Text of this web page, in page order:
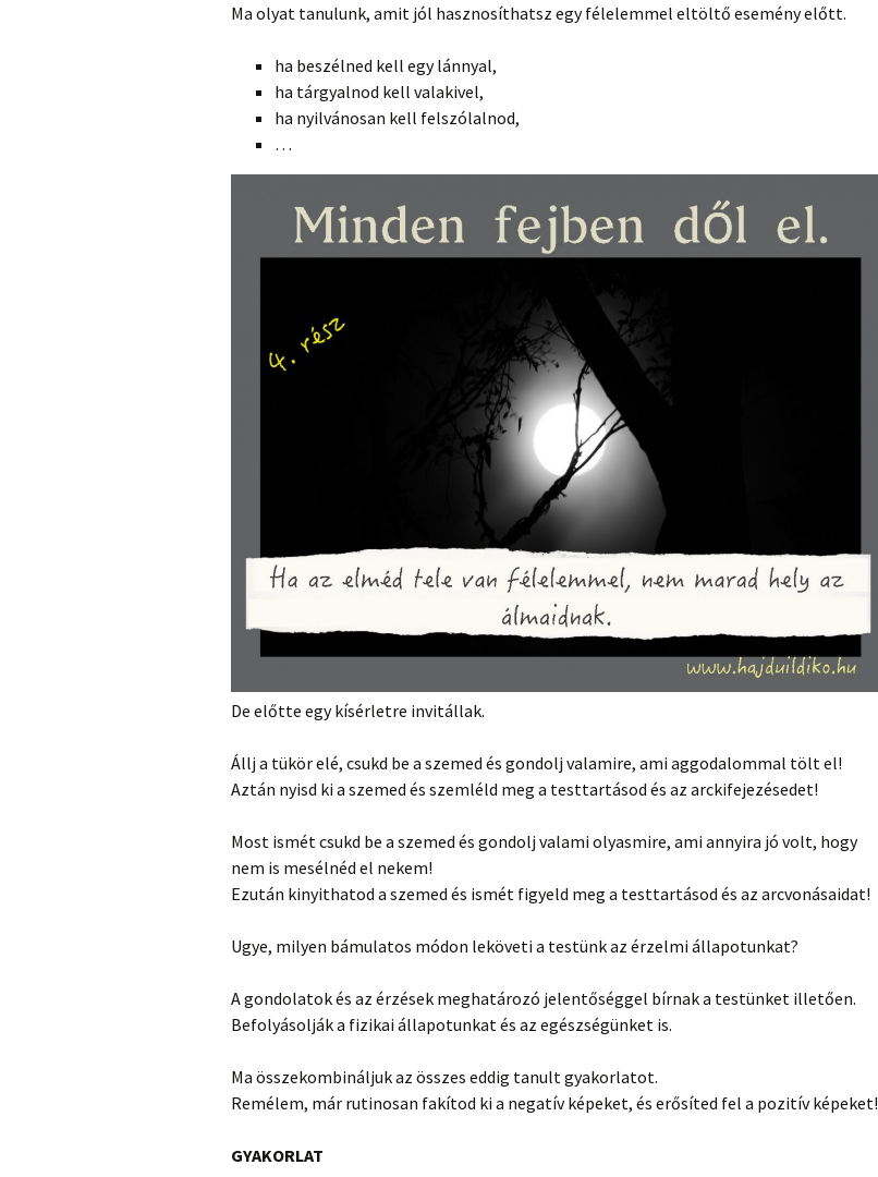
foglalkozások
Ma olyat tanulunk, amit jól hasznosíthatsz egy félelemmel eltöltő esemény előtt.
ha beszélned kell egy lánnyal,
ha tárgyalnod kell valakivel,
ha nyilvánosan kell felszólalnod,
…
De előtte egy kísérletre invitállak.
Állj a tükör elé, csukd be a szemed és gondolj valamire, ami aggodalommal tölt el!
Aztán nyisd ki a szemed és szemléld meg a testtartásod és az arckifejezésedet!
Most ismét csukd be a szemed és gondolj valami olyasmire, ami annyira jó volt, hogy
nem is mesélnéd el nekem!
Ezután kinyithatod a szemed és ismét figyeld meg a testtartásod és az arcvonásaidat!
Ugye, milyen bámulatos módon leköveti a testünk az érzelmi állapotunkat?
A gondolatok és az érzések meghatározó jelentőséggel bírnak a testünket illetően.
Befolyásolják a fizikai állapotunkat és az egészségünket is.
Ma összekombináljuk az összes eddig tanult gyakorlatot.
Remélem, már rutinosan fakítod ki a negatív képeket, és erősíted fel a pozitív képeket!
GYAKORLAT